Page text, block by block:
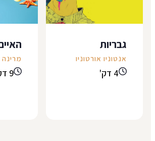
גבריות
אנטוניו אורטוניו
4 דק' 9 דק'